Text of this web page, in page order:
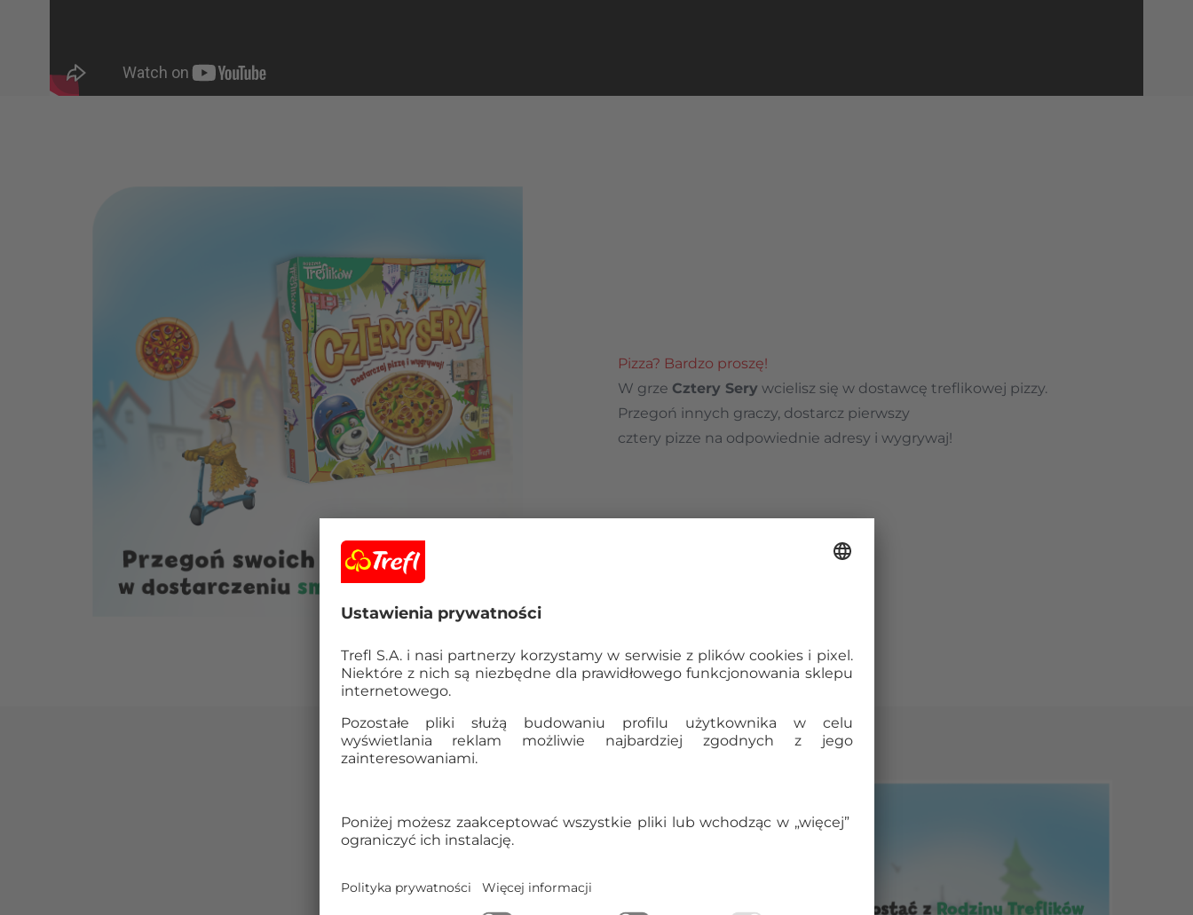
Pizza? Bardzo proszę!
W grze Cztery Sery wcielisz się w dostawcę treflikowej pizzy.
Przegoń innych graczy, dostarcz pierwszy
cztery pizze na odpowiednie adresy i wygrywaj!